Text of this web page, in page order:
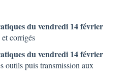
du vendredi 14 février
corrigés
du vendredi 14 février
outils puis transmission aux